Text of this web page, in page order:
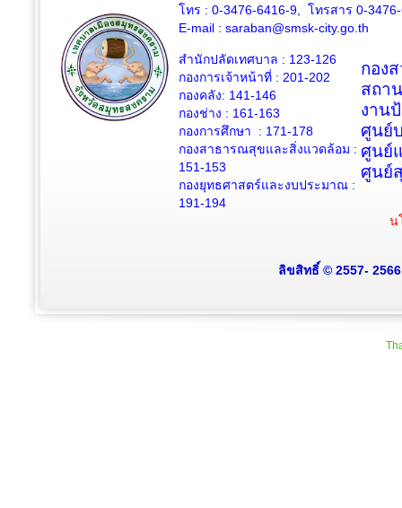
โทร : 0-3476-6416-9, โทรสาร 0-
E-mail : saraban@smsk-city.go.th
สำนักปลัดเทศบาล : 123-126
กองการเจ้าหน้าที่ : 201-202
กองคลัง: 141-146
กองช่าง : 161-163
กองการศึกษา : 171-178
กองสาธารณสุขและสิ่งแวดล้อม :
151-153
กองยุทธศาสตร์และงบประมาณ :
191-194
กอง
สถา
งาน
ศูนย์
ศูนย์
ศูนย์
น
ลิขสิทธิ์ © 2557-